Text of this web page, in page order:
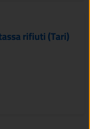
rifiuti (Tari)